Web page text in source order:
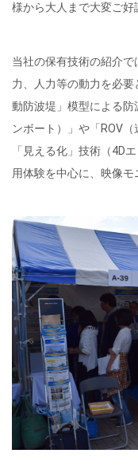
様から大人まで大変ご好
当社の保有技術の紹介
力、人力等の動力を必
動防波堤」模型による防
ンボート）」や「ROV（
「見える化」技術（4D
用体験を中心に、映像モ